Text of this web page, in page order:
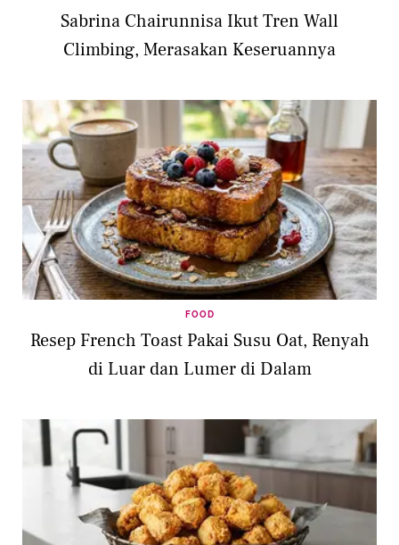
Sabrina Chairunnisa Ikut Tren Wall
Climbing, Merasakan Keseruannya
FOOD
Resep French Toast Pakai Susu Oat, Renyah
di Luar dan Lumer di Dalam